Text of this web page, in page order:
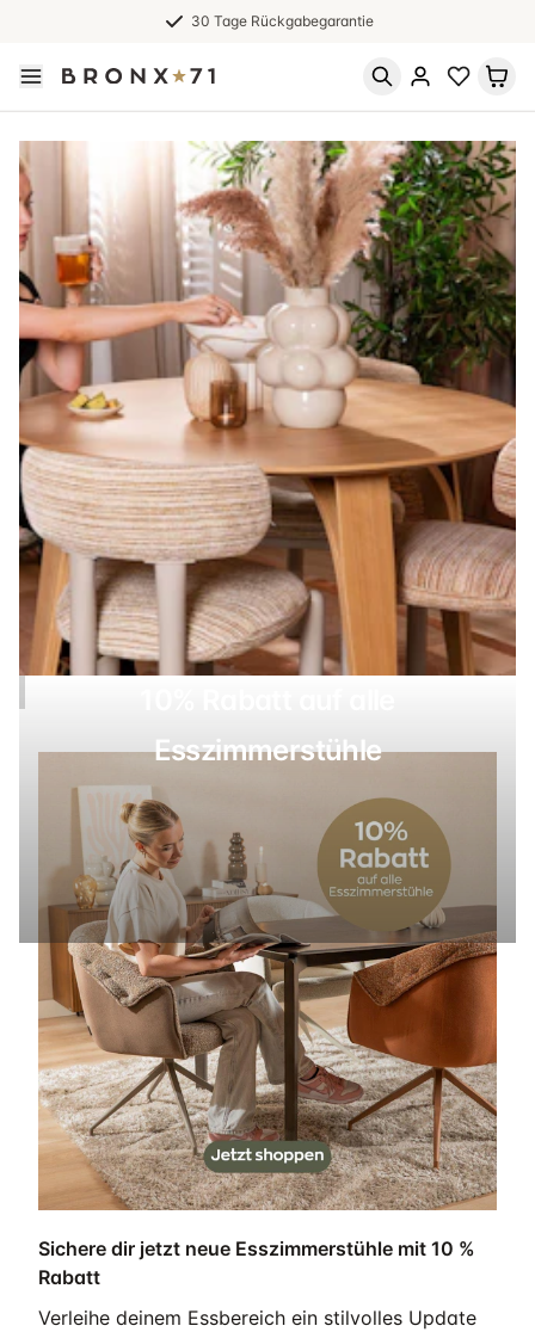
30 Tage Rückgabegarantie
Esszimmerstühle
Sichere dir jetzt neue Esszimmerstühle mit 10 %
Rabatt
Verleihe deinem Essbereich ein stilvolles Update